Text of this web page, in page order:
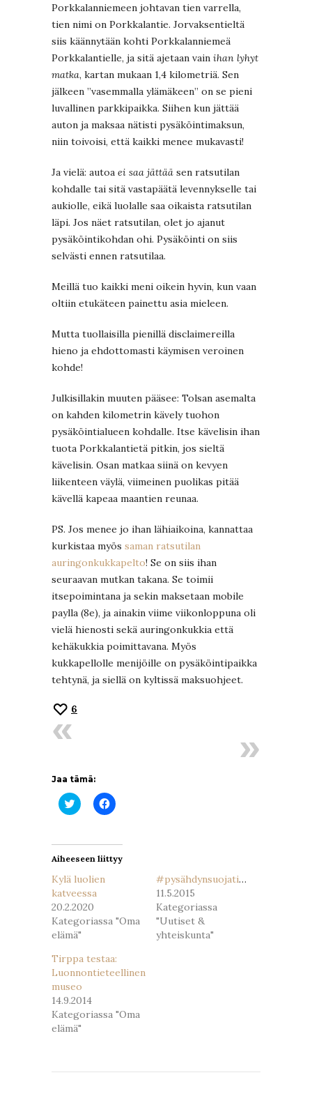
Porkkalanniemeen johtavan tien varrella,
tien nimi on Porkkalantie. Jorvaksentieltä
siis käännytään kohti Porkkalanniemeä
Porkkalantielle, ja sitä ajetaan vain ihan lyhyt
matka, kartan mukaan 1,4 kilometriä. Sen
jälkeen ”vasemmalla ylämäkeen” on se pieni
luvallinen parkkipaikka. Siihen kun jättää
auton ja maksaa nätisti pysäköintimaksun,
niin toivoisi, että kaikki menee mukavasti!
Ja vielä: autoa ei saa jättää sen ratsutilan
kohdalle tai sitä vastapäätä levennykselle tai
aukiolle, eikä luolalle saa oikaista ratsutilan
läpi. Jos näet ratsutilan, olet jo ajanut
pysäköintikohdan ohi. Pysäköinti on siis
selvästi ennen ratsutilaa.
Meillä tuo kaikki meni oikein hyvin, kun vaan
oltiin etukäteen painettu asia mieleen.
Mutta tuollaisilla pienillä disclaimereilla
hieno ja ehdottomasti käymisen veroinen
kohde!
Julkisillakin muuten pääsee: Tolsan asemalta
on kahden kilometrin kävely tuohon
pysäköintialueen kohdalle. Itse kävelisin ihan
tuota Porkkalantietä pitkin, jos sieltä
kävelisin. Osan matkaa siinä on kevyen
liikenteen väylä, viimeinen puolikas pitää
kävellä kapeaa maantien reunaa.
PS. Jos menee jo ihan lähiaikoina, kannattaa
kurkistaa myös saman ratsutilan
auringonkukkapelto! Se on siis ihan
seuraavan mutkan takana. Se toimii
itsepoimintana ja sekin maksetaan mobile
paylla (8e), ja ainakin viime viikonloppuna oli
vielä hienosti sekä auringonkukkia että
kehäkukkia poimittavana. Myös
kukkapellolle menijöille on pysäköintipaikka
tehtynä, ja siellä on kyltissä maksuohjeet.
6
Jaa tämä:
Jaa
Twitterissä(Avautuu
Jaa
Facebookissa(Avautuu
Aiheeseen liittyy
Kylä luolien
katveessa
20.2.2020
Kategoriassa "Oma
elämä"
#pysähdynsuojatieneteen
11.5.2015
Kategoriassa
"Uutiset &
yhteiskunta"
Tirppa testaa:
Luonnontieteellinen
museo
14.9.2014
Kategoriassa "Oma
elämä"